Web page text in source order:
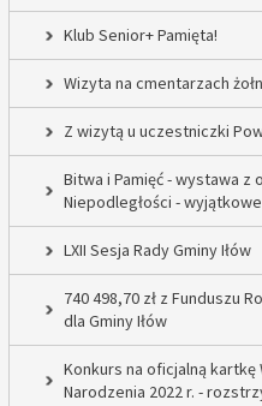
Klub Senior+ Pamięta!
Wizyta na cmentarzach
Z wizytą u uczestniczki
Bitwa i Pamięć - wystawa z
Niepodległości -
LXII Sesja Rady Gminy Iłów
740 498,70 zł z Funduszu
dla Gminy Iłów
Konkurs na oficjalną kartkę
Narodzenia 2022 r. -